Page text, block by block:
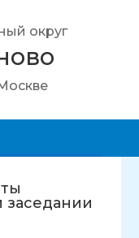
округ
заседании